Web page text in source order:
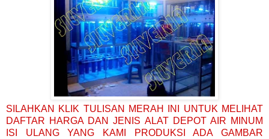
SILAHKAN KLIK TULISAN MERAH INI UNTUK MELIHAT
DAFTAR HARGA DAN JENIS ALAT DEPOT AIR MINUM
ISI ULANG YANG KAMI PRODUKSI ADA GAMBAR